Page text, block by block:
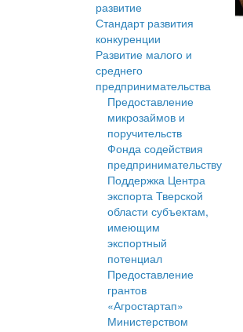
развитие
Стандарт развития
конкуренции
Развитие малого и
среднего
предпринимательства
Предоставление
микрозаймов и
поручительств
Фонда содействия
предпринимательству
Поддержка Центра
экспорта Тверской
области субъектам,
имеющим
экспортный
потенциал
Предоставление
грантов
«Агростартап»
Министерством